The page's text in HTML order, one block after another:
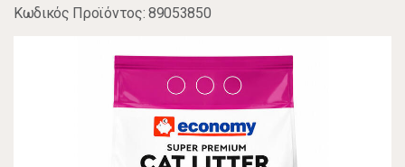
Κωδικός Προϊόντος: 89053850